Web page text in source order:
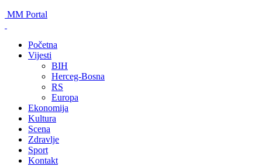
MM Portal
Početna
Vijesti
BIH
Herceg-Bosna
RS
Europa
Ekonomija
Kultura
Scena
Zdravlje
Sport
Kontakt